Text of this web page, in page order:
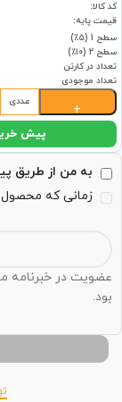
کد کالا:
قیمت پایه:
سطح 1 (۵٪)
سطح 2 (۱۰٪)
تعداد در کارتن
تعداد موجودی
+
عددی
پیش
به من از طریق
زمانی که
عضویت در خبرنامه
بود.